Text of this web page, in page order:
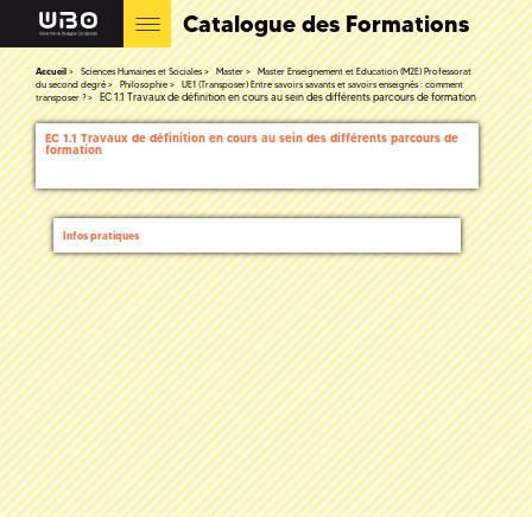
Catalogue des Formations
Accueil Sciences Humaines et Sociales Master
Master Enseignement et Education (M2E) Professorat
du second degré
Philosophie
UE1 (Transposer) Entre savoirs savants et savoirs enseignés : comment
transposer ?
EC 1.1 Travaux de définition en cours au sein des différents parcours de formation
EC 1.1 Travaux de définition en cours au sein des différents parcours de
formation
Infos pratiques